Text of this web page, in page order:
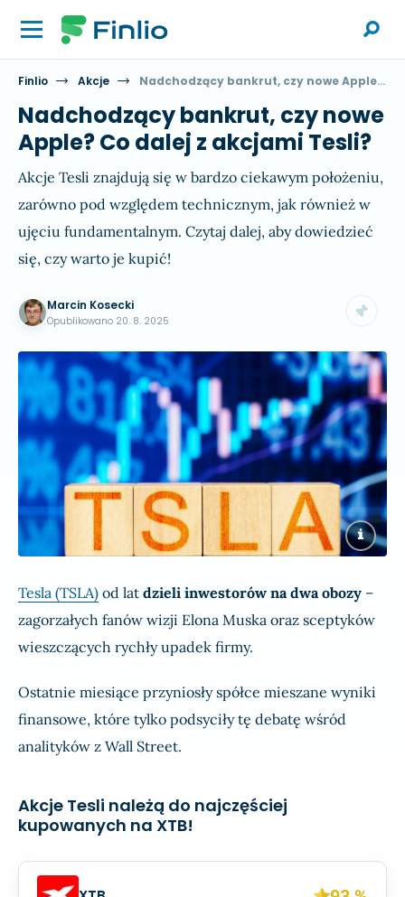
Finlio Akcje Nadchodzący bankrut, czy nowe Apple? Co dalej z akcjami Tesli?
Nadchodzący bankrut, czy nowe
Apple? Co dalej z akcjami Tesli?
Akcje Tesli znajdują się w bardzo ciekawym położeniu,
zarówno pod względem technicznym, jak również w
ujęciu fundamentalnym. Czytaj dalej, aby dowiedzieć
się, czy warto je kupić!
Marcin Kosecki
Opublikowano 20. 8. 2025
Tesla (TSLA) od lat dzieli inwestorów na dwa obozy –
zagorzałych fanów wizji Elona Muska oraz sceptyków
wieszczących rychły upadek firmy.
Ostatnie miesiące przyniosły spółce mieszane wyniki
finansowe, które tylko podsyciły tę debatę wśród
analityków z Wall Street.
Akcje Tesli należą do najczęściej
kupowanych na XTB!